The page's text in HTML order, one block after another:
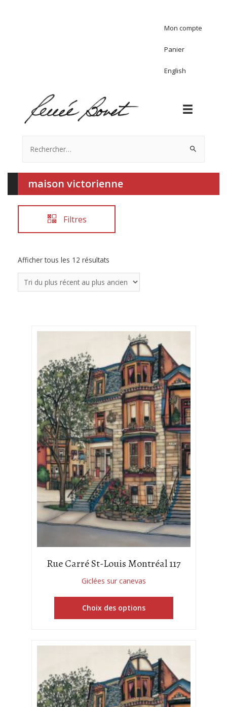
Mon compte
Panier
English
maison victorienne
Filtres
Afficher tous les 12 résultats
Rue Carré St-Louis Montréal 117
Giclées sur canevas
Choix des options